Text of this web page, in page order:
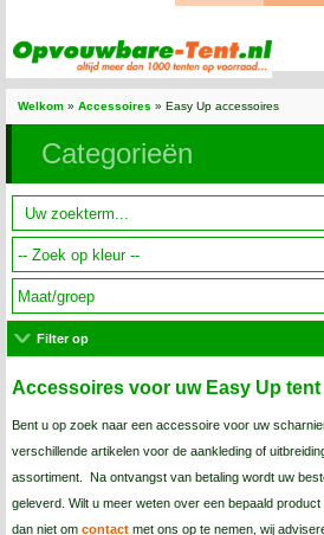
Welkom » Accessoires » Easy Up accessoires
Categorieën
Filter op
Accessoires voor uw Easy Up tent
Bent u op zoek naar een accessoire voor uw
verschillende artikelen voor de aankleding of
assortiment. Na ontvangst van betaling wordt uw
geleverd. Wilt u meer weten over een bepaald
dan niet om contact met ons op te nemen, wij